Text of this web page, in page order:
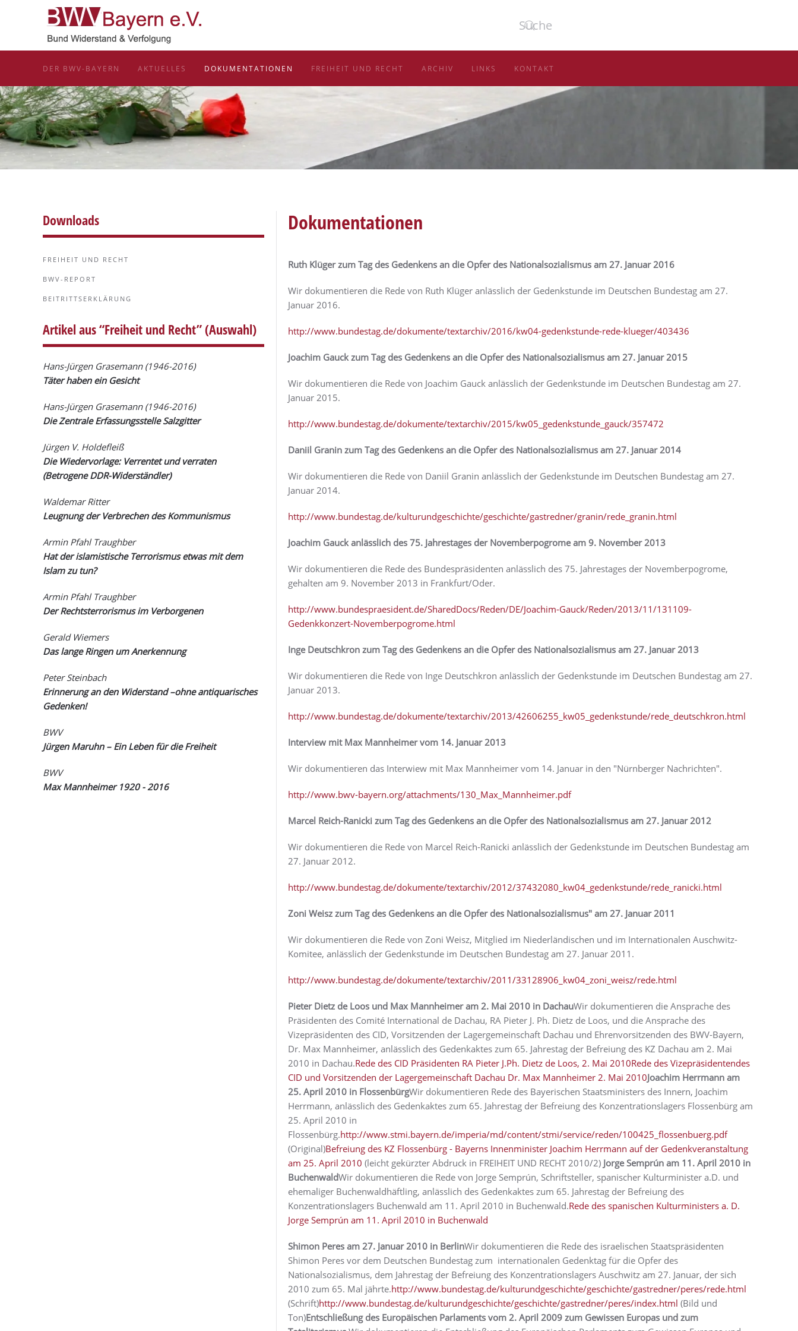
Zum Hauptinhalt springen
DER BWV-BAYERN AKTUELLES DOKUMENTATIONEN FREIHEIT UND RECHT ARCHIV LINKS KONTAKT
Dokumentationen
Ruth Klüger zum Tag des Gedenkens an die Opfer des Nationalsozialismus am 27. Januar 2016
Wir dokumentieren die Rede von Ruth Klüger anlässlich der Gedenkstunde im Deutschen Bundestag am 27.
Januar 2016.
http://www.bundestag.de/dokumente/textarchiv/2016/kw04-gedenkstunde-rede-klueger/403436
Joachim Gauck zum Tag des Gedenkens an die Opfer des Nationalsozialismus am 27. Januar 2015
Wir dokumentieren die Rede von Joachim Gauck anlässlich der Gedenkstunde im Deutschen Bundestag am 27.
Januar 2015.
http://www.bundestag.de/dokumente/textarchiv/2015/kw05_gedenkstunde_gauck/357472
Daniil Granin zum Tag des Gedenkens an die Opfer des Nationalsozialismus am 27. Januar 2014
Wir dokumentieren die Rede von Daniil Granin anlässlich der Gedenkstunde im Deutschen Bundestag am 27.
Januar 2014.
http://www.bundestag.de/kulturundgeschichte/geschichte/gastredner/granin/rede_granin.html
Joachim Gauck anlässlich des 75. Jahrestages der Novemberpogrome am 9. November 2013
Wir dokumentieren die Rede des Bundespräsidenten anlässlich des 75. Jahrestages der Novemberpogrome,
gehalten am 9. November 2013 in Frankfurt/Oder.
http://www.bundespraesident.de/SharedDocs/Reden/DE/Joachim-Gauck/Reden/2013/11/131109-
Gedenkkonzert-Novemberpogrome.html
Inge Deutschkron zum Tag des Gedenkens an die Opfer des Nationalsozialismus am 27. Januar 2013
Wir dokumentieren die Rede von Inge Deutschkron anlässlich der Gedenkstunde im Deutschen Bundestag am 27.
Januar 2013.
http://www.bundestag.de/dokumente/textarchiv/2013/42606255_kw05_gedenkstunde/rede_deutschkron.html
Interview mit Max Mannheimer vom 14. Januar 2013
Wir dokumentieren das Interwiew mit Max Mannheimer vom 14. Januar in den "Nürnberger Nachrichten".
http://www.bwv-bayern.org/attachments/130_Max_Mannheimer.pdf
Marcel Reich-Ranicki zum Tag des Gedenkens an die Opfer des Nationalsozialismus am 27. Januar 2012
Wir dokumentieren die Rede von Marcel Reich-Ranicki anlässlich der Gedenkstunde im Deutschen Bundestag am
27. Januar 2012.
http://www.bundestag.de/dokumente/textarchiv/2012/37432080_kw04_gedenkstunde/rede_ranicki.html
Zoni Weisz zum Tag des Gedenkens an die Opfer des Nationalsozialismus" am 27. Januar 2011
Wir dokumentieren die Rede von Zoni Weisz, Mitglied im Niederländischen und im Internationalen Auschwitz-
Komitee, anlässlich der Gedenkstunde im Deutschen Bundestag am 27. Januar 2011.
http://www.bundestag.de/dokumente/textarchiv/2011/33128906_kw04_zoni_weisz/rede.html
Pieter Dietz de Loos und Max Mannheimeram 2. Mai 2010 in DachauWir dokumentieren die Ansprache des
Präsidenten des Comité International de Dachau, RA Pieter J. Ph. Dietz de Loos, und die Ansprache des
Vizepräsidenten des CID, Vorsitzenden der Lagergemeinschaft Dachau und Ehrenvorsitzenden des BWV-Bayern,
Dr. Max Mannheimer, anlässlich des Gedenkaktes zum 65. Jahrestag der Befreiung des KZ Dachau am 2. Mai
2010 in Dachau.Rede des CID Präsidenten RA Pieter J.Ph. Dietz de Loos, 2. Mai 2010Rede des Vizepräsidentendes
CID und Vorsitzenden der Lagergemeinschaft Dachau Dr. Max Mannheimer 2. Mai 2010Joachim Herrmann am
25. April 2010 in FlossenbürgWir dokumentieren Rede des Bayerischen Staatsministers des Innern, Joachim
Herrmann, anlässlich des Gedenkaktes zum 65. Jahrestag der Befreiung des Konzentrationslagers Flossenbürg am
25. April 2010 in
Flossenbürg.http://www.stmi.bayern.de/imperia/md/content/stmi/service/reden/100425_flossenbuerg.pdf
(Original)Befreiung des KZ Flossenbürg - Bayerns Innenminister Joachim Herrmann auf der Gedenkveranstaltung
am 25. April 2010 (leicht gekürzter Abdruck in FREIHEIT UND RECHT 2010/2) Jorge Semprún am 11. April 2010 in
BuchenwaldWir dokumentieren die Rede von Jorge Semprún, Schriftsteller, spanischer Kulturminister a.D. und
ehemaliger Buchenwaldhäftling, anlässlich des Gedenkaktes zum 65. Jahrestag der Befreiung des
Konzentrationslagers Buchenwald am 11. April 2010 in Buchenwald.Rede des spanischen Kulturministers a. D.
Jorge Semprún am 11. April 2010 in Buchenwald
Shimon Peres am 27. Januar 2010 in BerlinWir dokumentieren die Rede des israelischen Staatspräsidenten
Shimon Peres vor dem Deutschen Bundestag zum internationalen Gedenktag für die Opfer des
Nationalsozialismus, dem Jahrestag der Befreiung des Konzentrationslagers Auschwitz am 27. Januar, der sich
2010 zum 65. Mal jährte.http://www.bundestag.de/kulturundgeschichte/geschichte/gastredner/peres/rede.html
(Schrift)http://www.bundestag.de/kulturundgeschichte/geschichte/gastredner/peres/index.html(Bild und
Ton)Entschließung des Europäischen Parlaments vom 2. April 2009 zum Gewissen Europas und zum
Downloads
FREIHEIT UND RECHT
BWV-REPORT
BEITRITTSERKLÄRUNG
Artikel aus “Freiheit und Recht” (Auswahl)
Hans-Jürgen Grasemann(1946-2016)
Täter haben ein Gesicht
Hans-Jürgen Grasemann(1946-2016)
Die Zentrale Erfassungsstelle Salzgitter
Jürgen V. Holdefleiß
Die Wiedervorlage: Verrentet und verraten
(Betrogene DDR-Widerständler)
Waldemar Ritter
Leugnung der Verbrechen des Kommunismus
Armin Pfahl Traughber
Hat der islamistische Terrorismus etwas mit dem
Islam zu tun?
Armin Pfahl Traughber
Der Rechtsterrorismus im Verborgenen
Gerald Wiemers
Das lange Ringen um Anerkennung
Peter Steinbach
Erinnerung an den Widerstand –ohne antiquarisches
Gedenken!
BWV
Jürgen Maruhn – Ein Leben für die Freiheit
BWV
Max Mannheimer 1920 - 2016